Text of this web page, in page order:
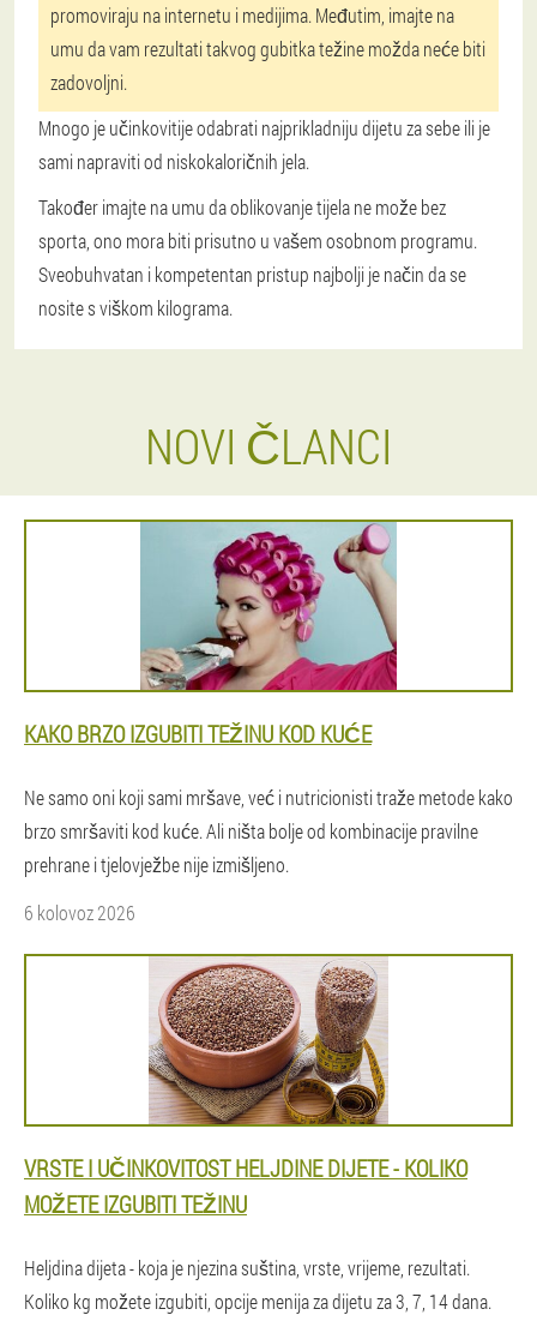
promoviraju na internetu i medijima. Međutim, imajte na
umu da vam rezultati takvog gubitka težine možda neće biti
zadovoljni.
Mnogo je učinkovitije odabrati najprikladniju dijetu za sebe ili je
sami napraviti od niskokaloričnih jela.
Također imajte na umu da oblikovanje tijela ne može bez
sporta, ono mora biti prisutno u vašem osobnom programu.
Sveobuhvatan i kompetentan pristup najbolji je način da se
nosite s viškom kilograma.
NOVI ČLANCI
KAKO BRZO IZGUBITI TEŽINU KOD KUĆE
Ne samo oni koji sami mršave, već i nutricionisti traže metode kako
brzo smršaviti kod kuće. Ali ništa bolje od kombinacije pravilne
prehrane i tjelovježbe nije izmišljeno.
6 kolovoz 2026
VRSTE I UČINKOVITOST HELJDINE DIJETE - KOLIKO
MOŽETE IZGUBITI TEŽINU
Heljdina dijeta - koja je njezina suština, vrste, vrijeme, rezultati.
Koliko kg možete izgubiti, opcije menija za dijetu za 3, 7, 14 dana.